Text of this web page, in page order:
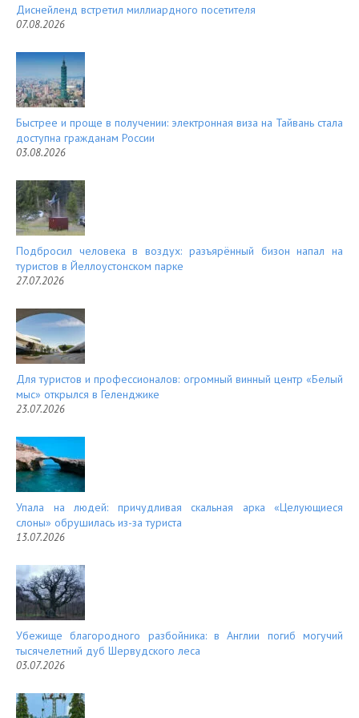
Диснейленд встретил миллиардного посетителя
07.08.2026
Быстрее и проще в получении: электронная виза на Тайвань стала
доступна гражданам России
03.08.2026
Подбросил человека в воздух: разъярённый бизон напал на
туристов в Йеллоустонском парке
27.07.2026
Для туристов и профессионалов: огромный винный центр «Белый
мыс» открылся в Геленджике
23.07.2026
Упала на людей: причудливая скальная арка «Целующиеся
слоны» обрушилась из-за туриста
13.07.2026
Убежище благородного разбойника: в Англии погиб могучий
тысячелетний дуб Шервудского леса
03.07.2026